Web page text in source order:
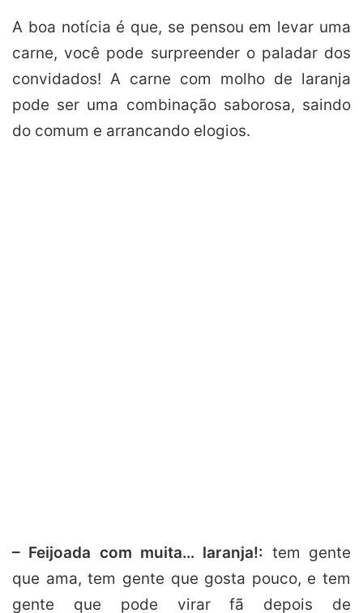
A boa notícia é que, se pensou em levar uma
carne, você pode surpreender o paladar dos
convidados! A carne com molho de laranja
pode ser uma combinação saborosa, saindo
do comum e arrancando elogios.
– Feijoada com muita… laranja!: tem gente
que ama, tem gente que gosta pouco, e tem
gente que pode virar fã depois de